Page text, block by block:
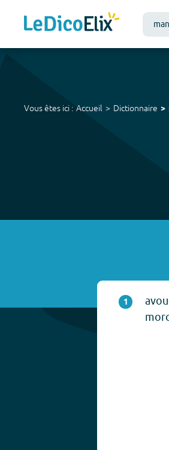
Vous êtes ici : Accueil Dictionnaire
1